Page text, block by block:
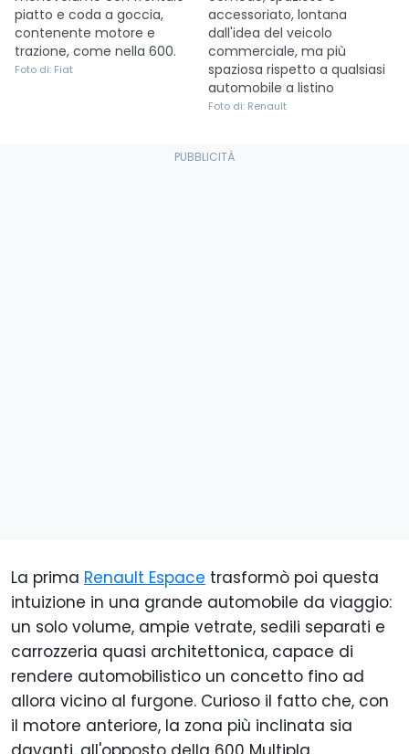
piatto e coda a goccia,
contenente motore e
trazione, come nella 600.
Foto di: Fiat
accessoriato, lontana
dall'idea del veicolo
commerciale, ma più
spaziosa rispetto a qualsiasi
automobile a listino
Foto di: Renault
La prima Renault Espace trasformò poi questa
intuizione in una grande automobile da viaggio:
un solo volume, ampie vetrate, sedili separati e
carrozzeria quasi architettonica, capace di
rendere automobilistico un concetto fino ad
allora vicino al furgone. Curioso il fatto che, con
il motore anteriore, la zona più inclinata sia